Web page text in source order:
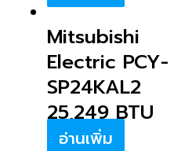
Mitsubishi
Electric PCY-
SP24KAL2
25,249 BTU
อ่านเพิ่ม